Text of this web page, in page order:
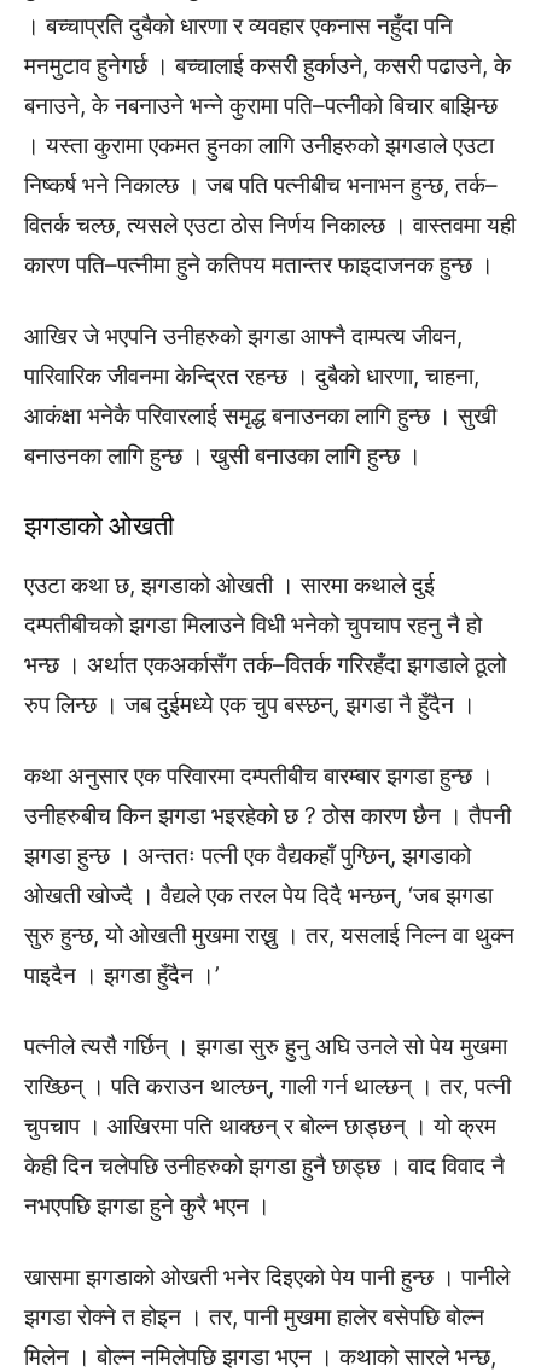
। बच्चाप्रति दुबैको धारणा र व्यवहार एकनास नहुँदा पनि
मनमुटाव हुनेगर्छ । बच्चालाई कसरी हुर्काउने, कसरी पढाउने, के
बनाउने, के नबनाउने भन्ने कुरामा पति–पत्नीको बिचार बाझिन्छ
। यस्ता कुरामा एकमत हुनका लागि उनीहरुको झगडाले एउटा
निष्कर्ष भने निकाल्छ । जब पति पत्नीबीच भनाभन हुन्छ, तर्क–
वितर्क चल्छ, त्यसले एउटा ठोस निर्णय निकाल्छ । वास्तवमा यही
कारण पति–पत्नीमा हुने कतिपय मतान्तर फाइदाजनक हुन्छ ।
आखिर जे भएपनि उनीहरुको झगडा आफ्नै दाम्पत्य जीवन,
पारिवारिक जीवनमा केन्द्रित रहन्छ । दुबैको धारणा, चाहना,
आकंक्षा भनेकै परिवारलाई समृद्ध बनाउनका लागि हुन्छ । सुखी
बनाउनका लागि हुन्छ । खुसी बनाउका लागि हुन्छ ।
झगडाको ओखती
एउटा कथा छ, झगडाको ओखती । सारमा कथाले दुई
दम्पतीबीचको झगडा मिलाउने विधी भनेको चुपचाप रहनु नै हो
भन्छ । अर्थात एकअर्कासँग तर्क–वितर्क गरिरहँदा झगडाले ठूलो
रुप लिन्छ । जब दुईमध्ये एक चुप बस्छन्, झगडा नै हुँदैन ।
कथा अनुसार एक परिवारमा दम्पतीबीच बारम्बार झगडा हुन्छ ।
उनीहरुबीच किन झगडा भइरहेको छ ? ठोस कारण छैन । तैपनी
झगडा हुन्छ । अन्ततः पत्नी एक वैद्यकहाँ पुग्छिन्, झगडाको
ओखती खोज्दै । वैद्यले एक तरल पेय दिदै भन्छन्, ‘जब झगडा
सुरु हुन्छ, यो ओखती मुखमा राख्नु । तर, यसलाई निल्न वा थुक्न
पाइदैन । झगडा हुँदैन ।’
पत्नीले त्यसै गर्छिन् । झगडा सुरु हुनु अघि उनले सो पेय मुखमा
राख्छिन् । पति कराउन थाल्छन्, गाली गर्न थाल्छन् । तर, पत्नी
चुपचाप । आखिरमा पति थाक्छन् र बोल्न छाड्छन् । यो क्रम
केही दिन चलेपछि उनीहरुको झगडा हुनै छाड्छ । वाद विवाद नै
नभएपछि झगडा हुने कुरै भएन ।
खासमा झगडाको ओखती भनेर दिइएको पेय पानी हुन्छ । पानीले
झगडा रोक्ने त होइन । तर, पानी मुखमा हालेर बसेपछि बोल्न
मिलेन । बोल्न नमिलेपछि झगडा भएन । कथाको सारले भन्छ,